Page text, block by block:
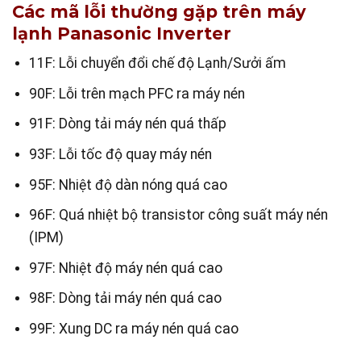
Các mã lỗi thường gặp trên máy
lạnh Panasonic Inverter
11F: Lỗi chuyển đổi chế độ Lạnh/Sưởi ấm
90F: Lỗi trên mạch PFC ra máy nén
91F: Dòng tải máy nén quá thấp
93F: Lỗi tốc độ quay máy nén
95F: Nhiệt độ dàn nóng quá cao
96F: Quá nhiệt bộ transistor công suất máy nén
(IPM)
97F: Nhiệt độ máy nén quá cao
98F: Dòng tải máy nén quá cao
99F: Xung DC ra máy nén quá cao